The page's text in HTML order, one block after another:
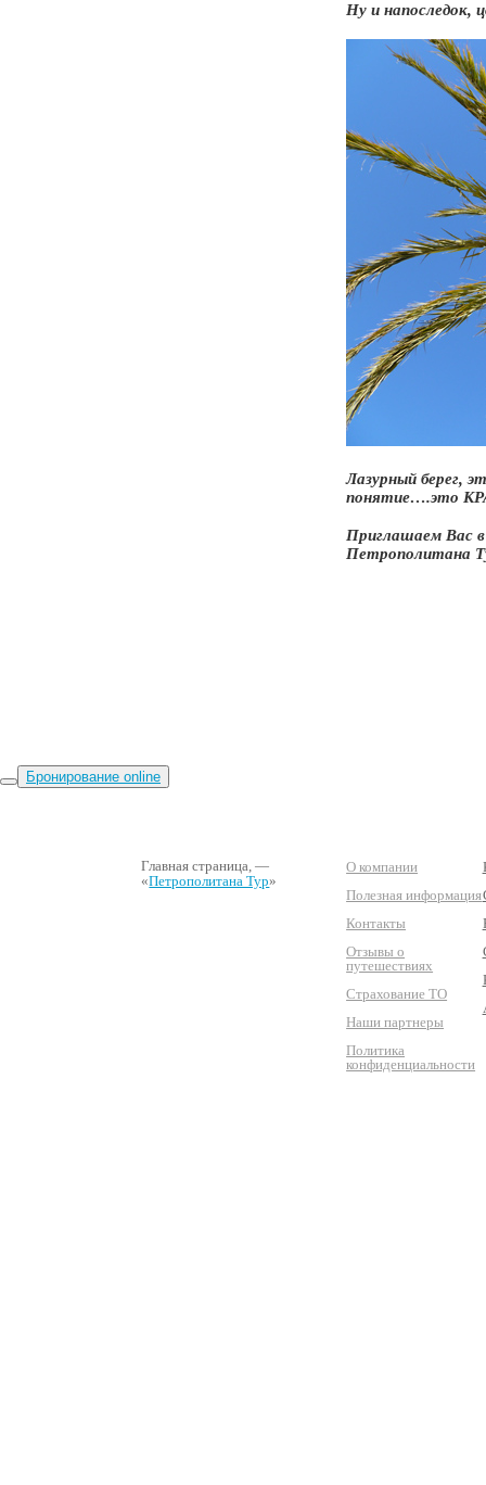
Ну и напоследок,
Лазурный берег,
понятие….это
Приглашаем Вас
Петрополитана
Главная страница, —
«Петрополитана Тур»
О компании
Полезная информация
Контакты
Отзывы о
путешествиях
Страхование ТО
Наши партнеры
Политика
конфиденциальности
Бронирование online